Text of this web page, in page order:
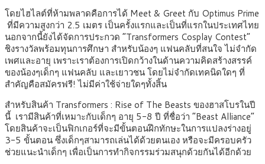
โดยไฮไลต์ที่ห้ามพลาดคือการได้ Meet & Greet กับ Optimus Prime
ที่มีความสูงกว่า 2.5 เมตร เป็นครั้งแรกและเป็นที่แรกในประเทศไทย
นอกจากนี้ยังได้จัดการประกวด “Transformers Cosplay Contest”
ชิงรางวัลพร้อมทุนการศึกษา สำหรับน้องๆ แฟนคลับที่สนใจ ไม่จำกัด
เพศและอายุ เพราะเราต้องการเปิดกว้างในด้านความคิดสร้างสรรค์
ของน้องๆเด็กๆ แฟนคลับ และเยาวชน โดยไม่จำกัดเทคนิดใดๆ ที่
สำคัญคือสมัครฟรี! ไม่มีค่าใช้จ่ายใดๆทั้งสิ้น
สำหรับสินค้า Transformers : Rise of The Beasts ของฮาสโบรในปี
นี้ เรามีสินค้าที่เหมาะกับเด็กๆ อายุ 5-8 ปี ที่ชื่อว่า “Beast Alliance”
โดยสินค้าจะเป็นฟิกเกอร์ที่จะมีขั้นตอนฝึกทักษะในการแปลงร่างอยู่
3-5 ขั้นตอน ซึ่งเด็กๆสามารถเล่นได้ด้วยตนเอง หรือจะมีครอบครัว
ช่วยแนะนำเด็กๆ เพื่อเป็นการทำกิจกรรมร่วมสนุกด้วยกันได้อีกด้วย